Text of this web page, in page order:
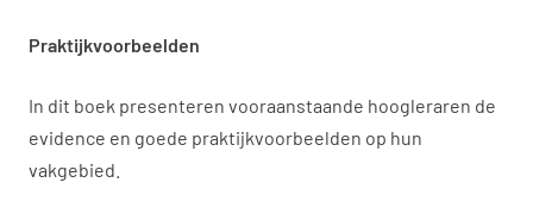
Praktijkvoorbeelden
In dit boek presenteren vooraanstaande hoogleraren de
evidence en goede praktijkvoorbeelden op hun
vakgebied.